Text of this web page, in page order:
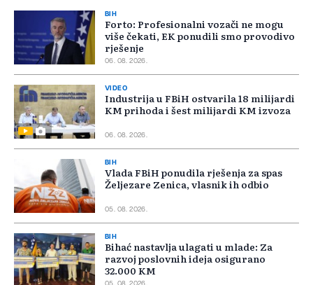
BIH
Forto: Profesionalni vozači ne mogu
više čekati, EK ponudili smo provodivo
rješenje
06. 08. 2026.
VIDEO
Industrija u FBiH ostvarila 18 milijardi
KM prihoda i šest milijardi KM izvoza
06. 08. 2026.
BIH
Vlada FBiH ponudila rješenja za spas
Željezare Zenica, vlasnik ih odbio
05. 08. 2026.
BIH
Bihać nastavlja ulagati u mlade: Za
razvoj poslovnih ideja osigurano
32.000 KM